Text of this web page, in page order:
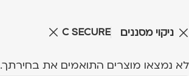
ניקוי מסננים C SECURE
לא נמצאו מוצרים התואמים את בחירתך.